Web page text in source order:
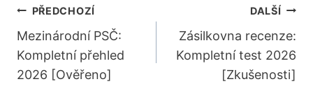
Navigace
Pro
Příspěvek
PŘEDCHOZÍ
Mezinárodní PSČ:
Kompletní přehled
2026 [Ověřeno]
DALŠÍ
Zásilkovna recenze:
Kompletní test 2026
[Zkušenosti]